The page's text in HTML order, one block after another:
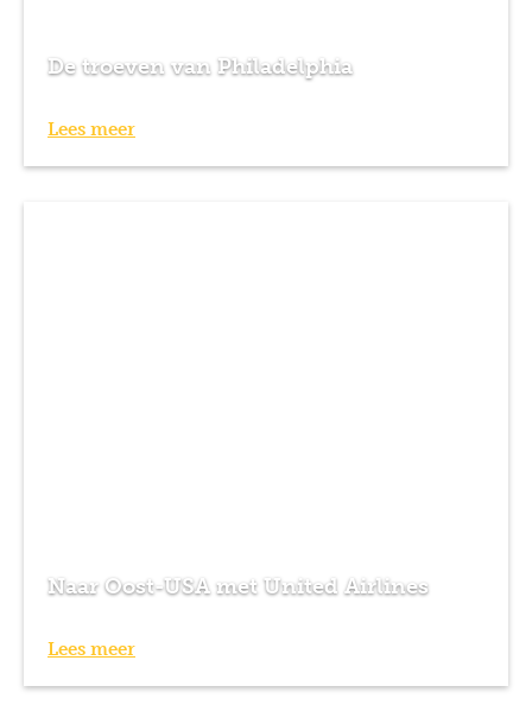
De troeven van Philadelphia
Lees meer
Naar Oost-USA met United Airlines
Lees meer